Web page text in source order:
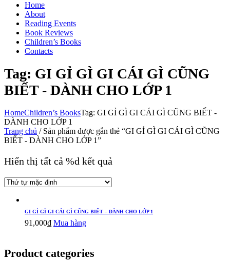
Home
About
Reading Events
Book Reviews
Children’s Books
Contacts
Tag: GI GỈ GÌ GI CÁI GÌ CŨNG
BIẾT - DÀNH CHO LỚP 1
HomeChildren’s BooksTag: GI GỈ GÌ GI CÁI GÌ CŨNG BIẾT -
DÀNH CHO LỚP 1
Trang chủ / Sản phẩm được gắn thẻ “GI GỈ GÌ GI CÁI GÌ CŨNG
BIẾT - DÀNH CHO LỚP 1”
Hiển thị tất cả %d kết quả
GI GỈ GÌ GI CÁI GÌ CŨNG BIẾT – DÀNH CHO LỚP 1
91,000₫ Mua hàng
Product categories